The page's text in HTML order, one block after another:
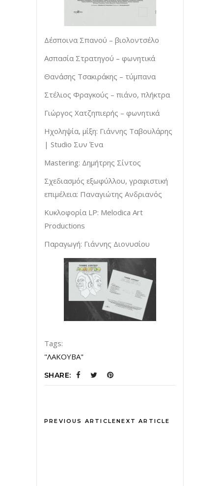
Δέσποινα Σπανού – βιολοντσέλο
Ασπασία Στρατηγού – φωνητικά
Θανάσης Τσακιράκης – τύμπανα
Στέλιος Φραγκούς – πιάνο, πλήκτρα
Γιώργος Χατζηπιερής – φωνητικά
Ηχοληψία, μίξη: Γιάννης Ταβουλάρης
| Studio Συν Ένα
Mastering: Δημήτρης Σίντος
Σχεδιασμός εξωφύλλου, γραφιστική
επιμέλεια: Παναγιώτης Ανδριανός
Κυκλοφορία LP: Melodica Art
Productions
Παραγωγή: Γιάννης Διονυσίου
Tags:
"ΛΑΚΟΥΒΑ"
SHARE:
PREVIOUS ARTICLENEXT ARTICLE